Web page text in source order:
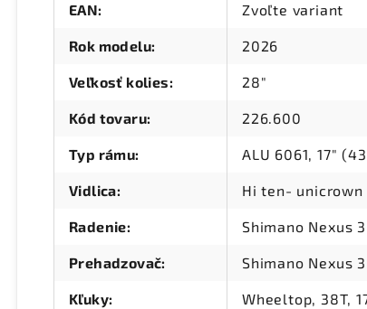
EAN: Zvoľte variant
Rok modelu: 2026
Veľkosť kolies: 28"
Kód tovaru: 226.600
Typ rámu: ALU 6061, 17"
Vidlica: Hi ten- unicrown
Radenie: Shimano Nexus 3
Prehadzovač: Shimano Nexus 3
Kľuky: Wheeltop, 38T,